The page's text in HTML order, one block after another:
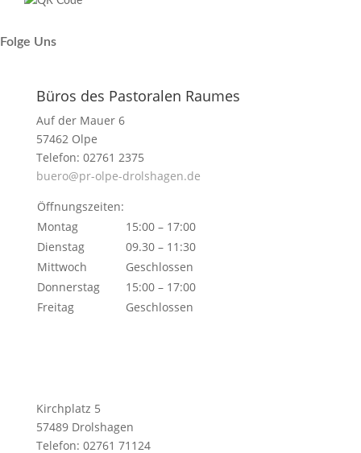
Folge Uns
Büros des Pastoralen Raumes
Auf der Mauer 6
57462 Olpe
Telefon: 02761 2375
buero@pr-olpe-drolshagen.de
Öffnungszeiten:
Montag
15:00 – 17:00
Dienstag
09.30 – 11:30
Mittwoch
Geschlossen
Donnerstag
15:00 – 17:00
Freitag
Geschlossen
Kirchplatz 5
57489 Drolshagen
Telefon: 02761 71124